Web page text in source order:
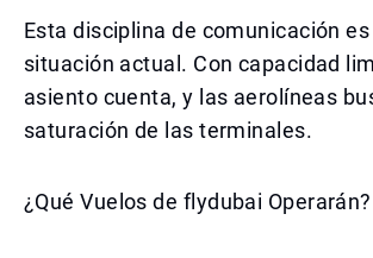
Esta disciplina de comunicación
situación actual. Con capacidad
asiento cuenta, y las aerolíneas
saturación de las terminales.
¿Qué Vuelos de flydubai Operarán?